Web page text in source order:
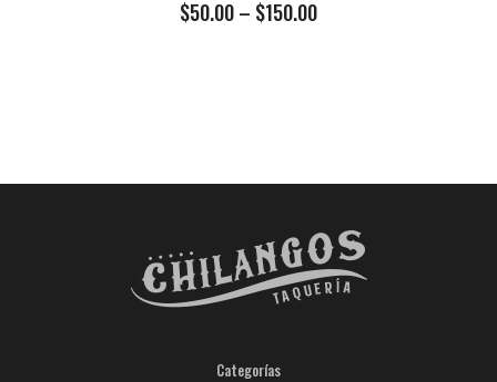
$50.00– $150.00
Categorías